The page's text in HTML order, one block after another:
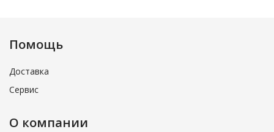
Помощь
Доставка
Сервис
О компании